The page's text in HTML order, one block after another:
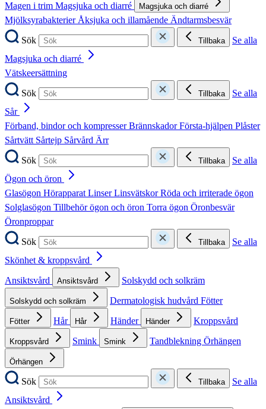
Magen i trim Magsjuka och diarré Magsjuka och diarré
MjölksyrabakterierÅksjuka och illamående Ändtarmsbesvär
Sök
Tillbaka
Se alla
Magsjuka och diarré
Vätskeersättning
Sök
Tillbaka
Se alla
Sår
Förband, bindor och kompresserBrännskadorFörsta-hjälpen Plåster
Sårtvätt Sårtejp Sårvård Ärr
Sök
Tillbaka
Se alla
Ögon och öron
Glasögon HörapparatLinserLinsvätskorRöda och irriterade ögon
Solglasögon Tillbehör ögon och öron Torra ögon Öronbesvär
Öronproppar
Sök
Tillbaka
Se alla
Skönhet & kroppsvård
Ansiktsvård
Ansiktsvård Solskydd och solkräm
Solskydd och solkräm Dermatologisk hudvård Fötter
Fötter Hår Hår Händer Händer Kroppsvård
Kroppsvård Smink Smink Tandblekning Örhängen
Örhängen
Sök Tillbaka
Se alla
Ansiktsvård